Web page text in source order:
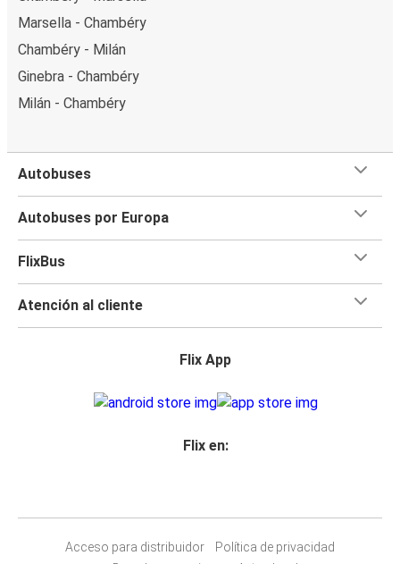
Marsella - Chambéry
Chambéry - Milán
Ginebra - Chambéry
Milán - Chambéry
Autobuses
Autobuses por Europa
FlixBus
Atención al cliente
Flix App
Flix en:
Acceso para distribuidor
Política de privacidad